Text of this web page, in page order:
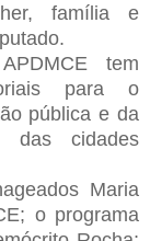
família e
tem
para o
pública e da
das cidades
Maria
o programa